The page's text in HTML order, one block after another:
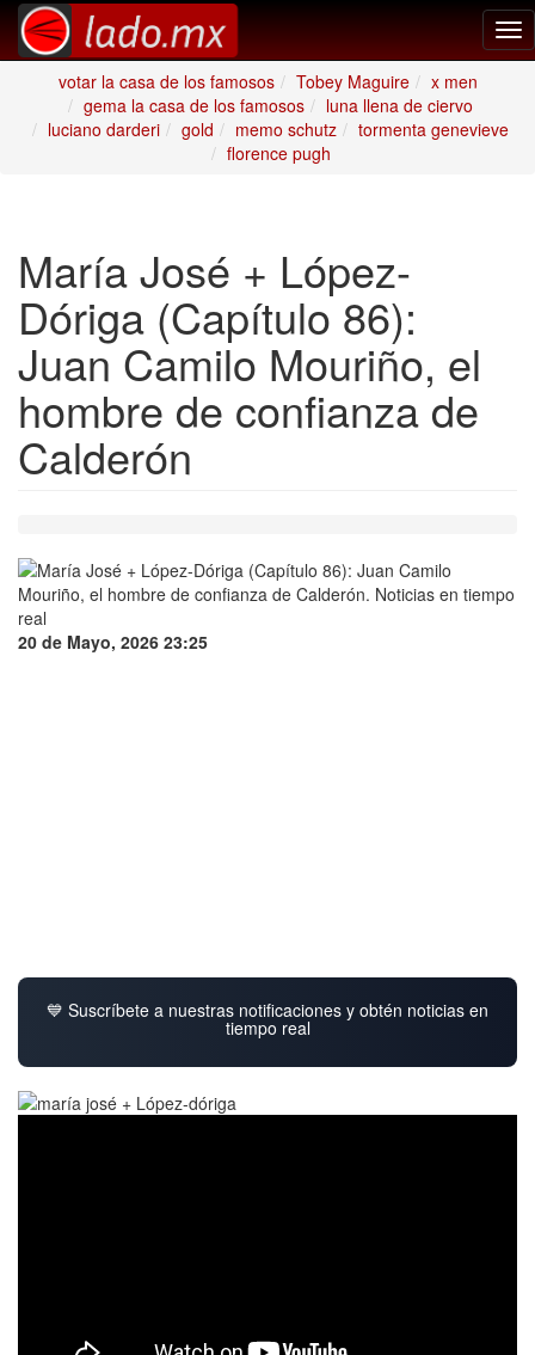
votar la casa de los famosos
Tobey Maguire
x men
gema la casa de los famosos
luna llena de ciervo
luciano darderi
gold memo schutz
tormenta genevieve
florence pugh
María José + López-
Dóriga (Capítulo 86):
Juan Camilo Mouriño, el
hombre de confianza de
Calderón
20 de Mayo, 2026 23:25
💙 Suscríbete a nuestras notificaciones y obtén noticias en
tiempo real